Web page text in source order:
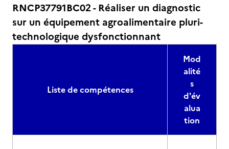
RNCP37791BC02 - Réaliser un diagnostic
sur un équipement agroalimentaire pluri-
technologique dysfonctionnant
Liste de compétences
Mod
alité
s
d'év
alua
tion